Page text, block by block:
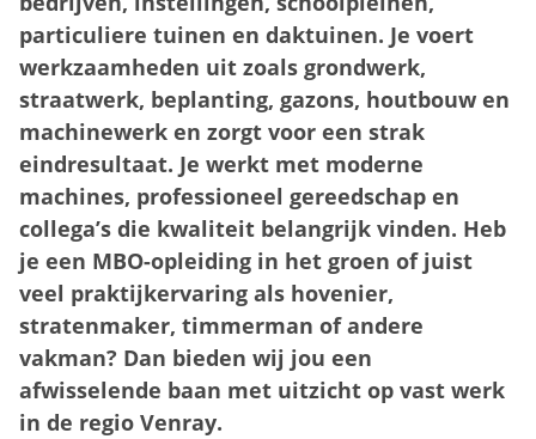
particuliere tuinen en daktuinen. Je voert
werkzaamheden uit zoals grondwerk,
straatwerk, beplanting, gazons, houtbouw en
machinewerk en zorgt voor een strak
eindresultaat. Je werkt met moderne
machines, professioneel gereedschap en
collega’s die kwaliteit belangrijk vinden. Heb
je een MBO-opleiding in het groen of juist
veel praktijkervaring als hovenier,
stratenmaker, timmerman of andere
vakman? Dan bieden wij jou een
afwisselende baan met uitzicht op vast werk
in de regio Venray.